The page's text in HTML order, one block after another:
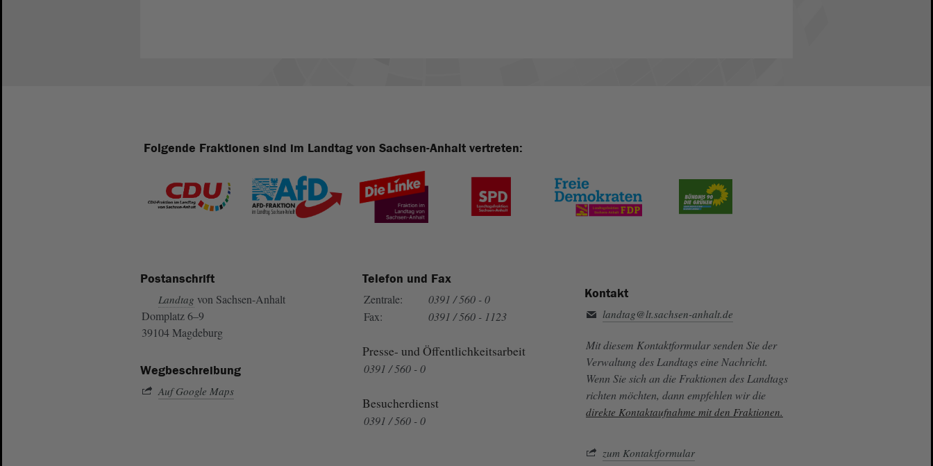
Folgende Fraktionen sind im Landtag von Sachsen-Anhalt vertreten:
Postanschrift
Landtag von Sachsen-Anhalt
Domplatz 6–9
39104 Magdeburg
Wegbeschreibung
Auf Google Maps
Telefon und Fax
Zentrale:
0391 / 560 - 0
Fax:
0391 / 560 - 1123
Presse- und Öffentlichkeitsarbeit
0391 / 560 - 0
Besucherdienst
0391 / 560 - 0
Kontakt
landtag@lt.sachsen-anhalt.de
Mit diesem Kontaktformular senden Sie der
Verwaltung des Landtags eine Nachricht.
Wenn Sie sich an die Fraktionen des Landtags
richten möchten, dann empfehlen wir die
direkte Kontaktaufnahme mit den Fraktionen.
zum Kontaktformular